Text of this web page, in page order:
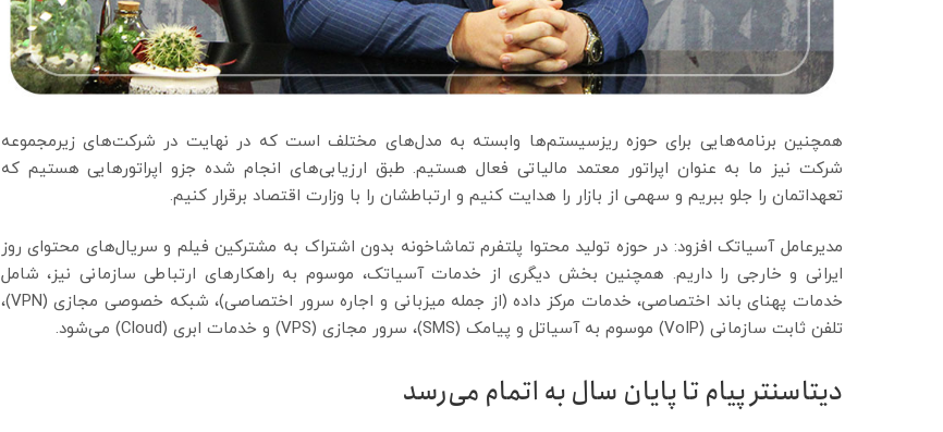
همچنین برنامه‌هایی برای حوزه ریزسیستم‌ها وابسته به مدل‌های مختلف است که در نهایت در شرکت‌های زیرمجموعه
شرکت نیز ما به عنوان اپراتور معتمد مالیاتی فعال هستیم. طبق ارزیابی‌های انجام شده جزو اپراتور‌هایی هستیم که
تعهداتمان را جلو ببریم و سهمی از بازار را هدایت کنیم و ارتباطشان را با وزارت اقتصاد برقرار کنیم.
مدیرعامل آسیاتک افزود: در حوزه تولید محتوا پلتفرم تماشاخونه بدون اشتراک به مشترکین فیلم و سریال‌های محتوای روز
ایرانی و خارجی را داریم. همچنین بخش دیگری از خدمات آسیاتک، موسوم به راهکار‌های ارتباطی سازمانی نیز، شامل
خدمات پهنای باند اختصاصی، خدمات مرکز داده (از جمله میزبانی و اجاره سرور اختصاصی)، شبکه خصوصی مجازی (VPN)،
تلفن ثابت سازمانی (VoIP) موسوم به آسیاتل و پیامک (SMS)، سرور مجازی (VPS) و خدمات ابری (Cloud) می‌شود.
دیتاسنتر پیام تا پایان سال به اتمام می‌رسد